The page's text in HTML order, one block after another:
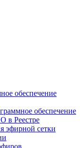
обеспечение
обеспечение
в Реестре
эфирной сетки